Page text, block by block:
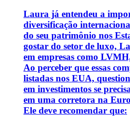
Laura já entendeu a
diversificação
do seu patrimônio nos
gostar do setor de luxo,
em empresas como
Ao perceber que essas
listadas nos EUA,
em investimentos se
em uma corretora na
Ele deve recomendar que: